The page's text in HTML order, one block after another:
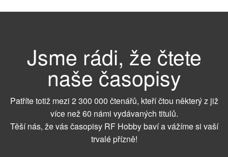
Jsme rádi, že čtete
naše časopisy
Patříte totiž mezi 2 300 000 čtenářů, kteří čtou některý z již
více než 60 námi vydávaných titulů.
Těší nás, že vás časopisy RF Hobby baví a vážíme si vaší
trvalé přízně!